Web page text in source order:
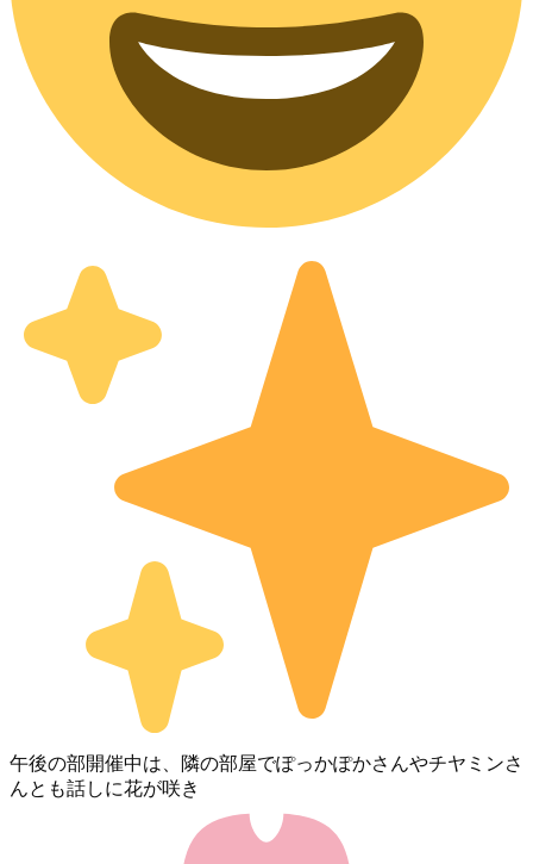
午後の部開催中は、隣の部屋でぽっかぽかさんやチヤミンさ
んとも話しに花が咲き